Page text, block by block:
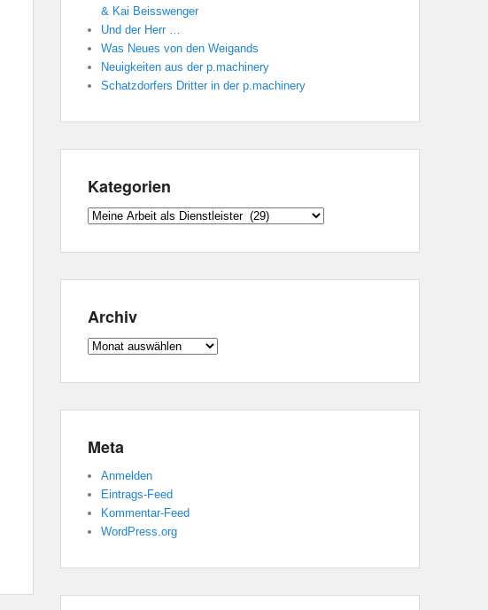
& Kai Beisswenger
Und der Herr …
Was Neues von den Weigands
Neuigkeiten aus der p.machinery
Schatzdorfers Dritter in der p.machinery
Kategorien
Kategorien
Archiv
Archiv
Meta
Anmelden
Eintrags-Feed
Kommentar-Feed
WordPress.org